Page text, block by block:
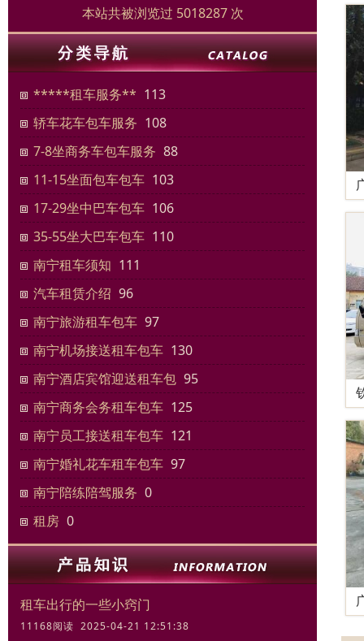
本站共被浏览过 5018287 次
*****租车服务** 113
轿车花车包车服务 108
7-8坐商务车包车服务 88
11-15坐面包车包车 103
17-29坐中巴车包车 106
35-55坐大巴车包车 110
南宁租车须知 111
汽车租赁介绍 96
南宁旅游租车包车 97
南宁机场接送租车包车 130
南宁酒店宾馆迎送租车包 95
南宁商务会务租车包车 125
南宁员工接送租车包车 121
南宁婚礼花车租车包车 97
南宁陪练陪驾服务 0
租房 0
租车出行的一些小窍门
11168阅读 2025-04-21 12:51:38